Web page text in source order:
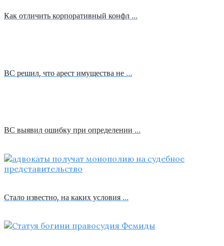
Как отличить корпоративный конфл …
ВС решил, что арест имущества не …
ВС выявил ошибку при определении …
Стало известно, на каких условия …